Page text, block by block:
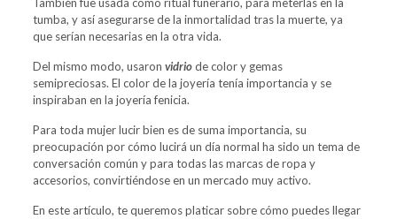
También fue usada como ritual funerario, para meterlas en la
tumba, y así asegurarse de la inmortalidad tras la muerte, ya
que serían necesarias en la otra vida.
Del mismo modo, usaron vidriode color y gemas
semipreciosas. El color de la joyería tenía importancia y se
inspiraban en la joyería fenicia.
Para toda mujer lucir bien es de suma importancia, su
preocupación por cómo lucirá un día normal ha sido un tema de
conversación común y para todas las marcas de ropa y
accesorios, convirtiéndose en un mercado muy activo.
En este artículo, te queremos platicar sobre cómo puedes llegar